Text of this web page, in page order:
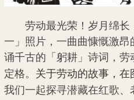
劳动最光荣！岁月绵长
一」照片， 一曲曲慷慨激昂
诵千古的「躬耕」诗词 ，
定格。 关于劳动的故事，在
我们一起探寻潜藏在红歌